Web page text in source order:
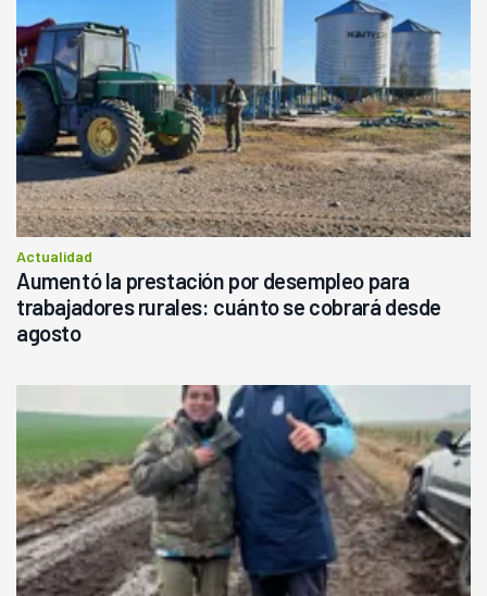
Actualidad
Aumentó la prestación por desempleo para
trabajadores rurales: cuánto se cobrará desde
agosto